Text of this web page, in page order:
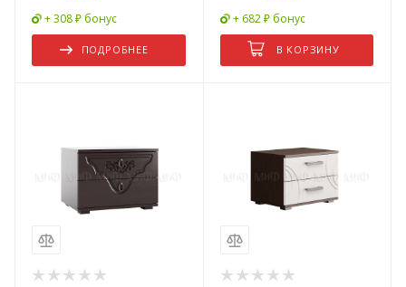
+ 308 ₽ бонус
ПОДРОБНЕЕ
+ 682 ₽ бонус
В КОРЗИНУ